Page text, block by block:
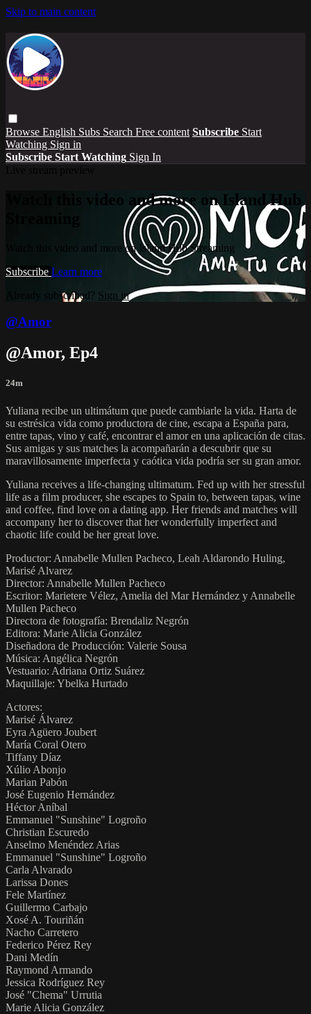
Skip to main content
Browse English Subs Search Free content Subscribe Start
Watching Sign in
Subscribe Start Watching Sign In
Watch this video and more on Island Hub
Watch this video and more on Island Hub Streaming
Subscribe Learn more
Already subscribed? Sign in
@Amor
@Amor, Ep4
24m
Yuliana recibe un ultimátum que puede cambiarle la vida. Harta de
su estrésica vida como productora de cine, escapa a España para,
entre tapas, vino y café, encontrar el amor en una aplicación de citas.
Sus amigas y sus matches la acompañarán a descubrir que su
maravillosamente imperfecta y caótica vida podría ser su gran amor.
Yuliana receives a life-changing ultimatum. Fed up with her stressful
life as a film producer, she escapes to Spain to, between tapas, wine
and coffee, find love on a dating app. Her friends and matches will
accompany her to discover that her wonderfully imperfect and
chaotic life could be her great love.
Productor: Annabelle Mullen Pacheco, Leah Aldarondo Huling,
Marisé Alvarez
Director: Annabelle Mullen Pacheco
Escritor: Marietere Vélez, Amelia del Mar Hernández y Annabelle
Mullen Pacheco
Directora de fotografía: Brendaliz Negrón
Editora: Marie Alicia González
Diseñadora de Producción: Valerie Sousa
Música: Angélica Negrón
Vestuario: Adriana Ortiz Suárez
Maquillaje: Ybelka Hurtado
Actores:
Marisé Álvarez
Eyra Agüero Joubert
María Coral Otero
Tiffany Díaz
Xúlio Abonjo
Marian Pabón
José Eugenio Hernández
Héctor Aníbal
Emmanuel "Sunshine" Logroño
Christian Escuredo
Anselmo Menéndez Arias
Emmanuel "Sunshine" Logroño
Carla Alvarado
Larissa Dones
Fele Martínez
Guillermo Carbajo
Xosé A. Touriñán
Nacho Carretero
Federico Pérez Rey
Dani Medín
Raymond Armando
Jessica Rodríguez Rey
José "Chema" Urrutia
Marie Alicia González